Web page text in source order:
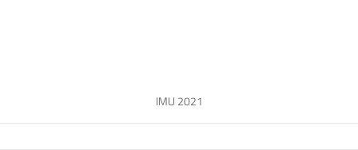
IMU 2021